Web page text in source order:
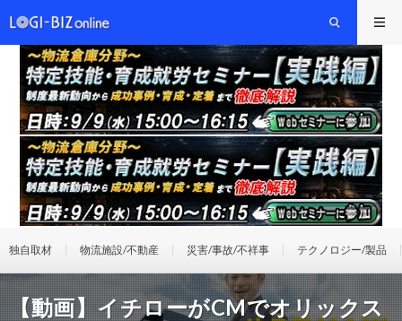
独自取材 物流施設/不動産 災害/事故/不祥事 テクノロジー/製品
【動画】イチローがCMでオリックス